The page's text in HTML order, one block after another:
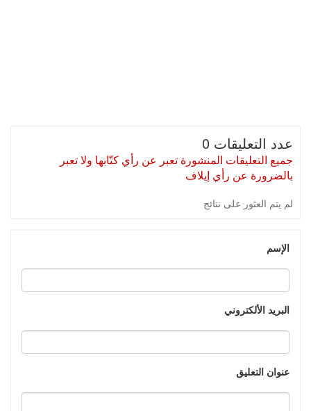
عدد التعليقات 0
جميع التعليقات المنشورة تعبر عن رأي كتّابها ولا تعبر
بالضرورة عن رأي إيلاف
لم يتم العثور على نتائج
الإسم
البريد الألكتروني
عنوان التعليق